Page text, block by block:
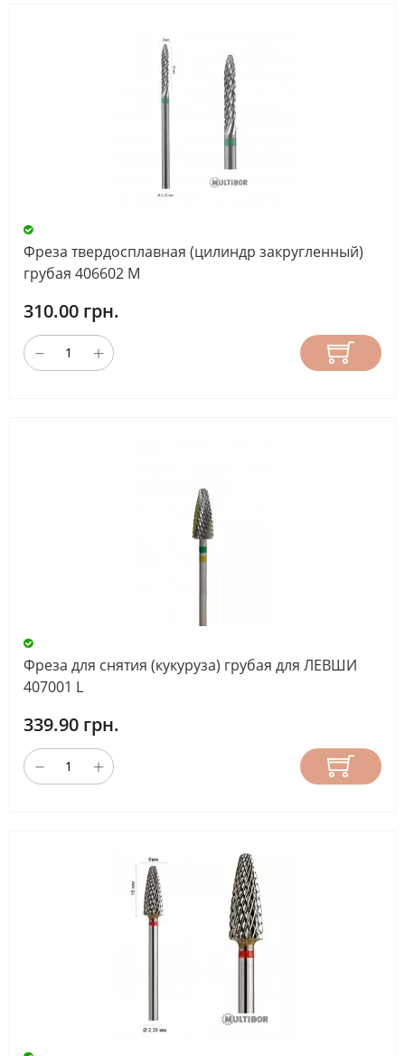
Фреза твердосплавная (цилиндр закругленный)
грубая 406602 М
310.00 грн.
Фреза для снятия (кукуруза) грубая для ЛЕВШИ
407001 L
339.90 грн.